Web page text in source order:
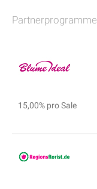
15,00% pro Sale